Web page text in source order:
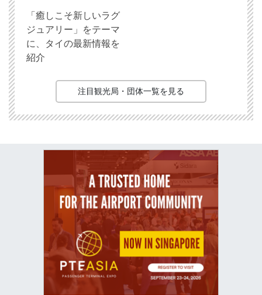
「癒しこそ新しいラグ
ジュアリー」をテーマ
に、タイの最新情報を
紹介
注目観光局・団体一覧を見る